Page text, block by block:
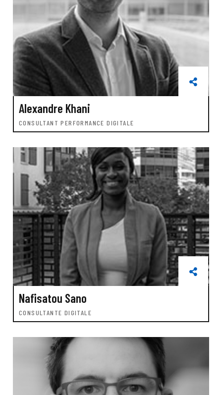
Alexandre Khani
CONSULTANT PERFORMANCE DIGITALE
Nafisatou Sano
CONSULTANTE DIGITALE